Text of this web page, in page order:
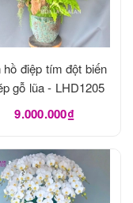
hồ điệp tím đột biến
gỗ lũa - LHD1205
9.000.000₫